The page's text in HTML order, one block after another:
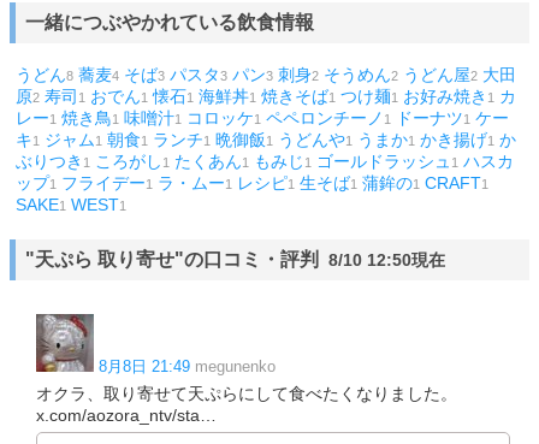
一緒につぶやかれている飲食情報
うどん8 蕎麦4 そば3 パスタ3 パン3 刺身2 そうめん2 うどん屋2 大田
原2 寿司 1 おでん1 懐石1 海鮮丼1 焼きそば1 つけ麺1 お好み焼き 1
カ
レー1 焼き鳥1 味噌汁1 コロッケ1 ペペロンチーノ 1 ドーナツ1 ケー
キ1 ジャム1 朝食1 ランチ1 晩御飯1 うどんや1 うまか1 かき揚げ1 か
ぶりつき 1 ころがし 1 たくあん1 もみじ 1 ゴールドラッシュ 1 ハスカ
ップ1 フライデー1 ラ・ムー1 レシピ1 生そば1 蒲鉾の1 CRAFT1
SAKE1 WEST1
"天ぷら 取り寄せ"の口コミ・評判 8/10 12:50現在
8月8日 21:49 megunenko
オクラ、取り寄せて天ぷらにして食べたくなりました。
x.com/aozora_ntv/sta…